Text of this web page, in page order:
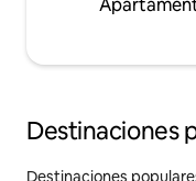
Destinaciones
Destinaciones